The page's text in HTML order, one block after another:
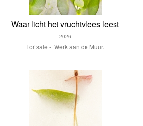
Waar licht het vruchtvlees leest
2026
For sale - Werk aan de Muur.